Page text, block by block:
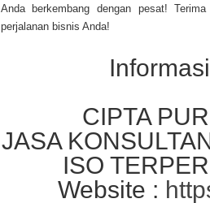
Anda berkembang dengan pesat!
perjalanan bisnis Anda!
CIPTA
JASA
ISO
Website :